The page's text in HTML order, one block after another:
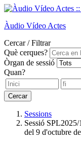
Àudio Vídeo Actes
Cercar / Filtrar
Què cerques?
Òrgan de sessió
Quan?
Cercar
Sessions
Sessió
del 9 d'octubre